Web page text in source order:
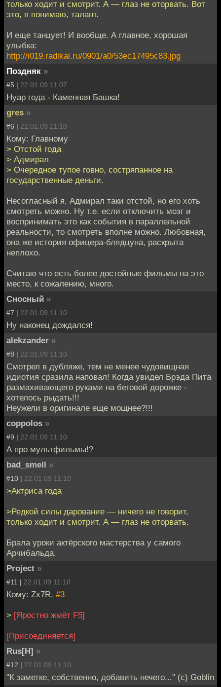
только ходит и смотрит. А — глаз не оторвать. Вот
это, я понимаю, талант.
И еще танцует! И вообще. А главное, хорошая
улыбка:
http://i019.radikal.ru/0901/a0/53ec17495c83.jpg
Поздняк »
#5 | 22.01.09 11:07
Нуар года - Каменная Башка!
gres »
#6 | 22.01.09 11:10
Кому: Главному
> Отстой года
> Адмирал
> Очередное тупое говно, состряпанное на
государственные деньги.
Несогласный я, Адмирал таки отстой, но его хоть
смотреть можно. Ну т.е. если отключить мозг и
воспринимать это как события в параллельной
реальности, то смотреть вполне можно. Любовная,
она же история офицера-блядцуна, раскрыта
неплохо.
Считаю что есть более достойные фильмы на это
место, к сожалению, много.
Сносный »
#7 | 22.01.09 11:10
Ну наконец дождался!
alekzander »
#8 | 22.01.09 11:10
Смотрел в дубляже, тем не менее чудовищная
идиотия сразила наповал! Когда увидел Брэда Пита
размахивающего руками на беговой дорожке -
хотелось рыдать!!!
Неужели в оригинале еще мощнее?!!!
coppolos »
#9 | 22.01.09 11:10
А про мультфильмы!?
bad_smell »
#10 | 22.01.09 11:10
>Актриса года
>Редкой силы дарование — ничего не говорит,
только ходит и смотрит. А — глаз не оторвать.
Брала уроки актёрского мастерства у самого
Арчибальда.
Project »
#11 | 22.01.09 11:10
Кому: Zx7R, #3
> [Яростно жмёт F5]
[Присоединяется]
Rus[H] »
#12 | 22.01.09 11:10
"К заметке, собственно, добавить нечего..." (с) Goblin